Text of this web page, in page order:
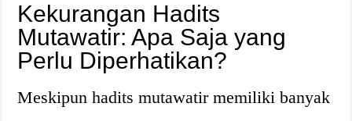
Kekurangan Hadits
Mutawatir: Apa Saja yang
Perlu Diperhatikan?
Meskipun hadits mutawatir memiliki banyak